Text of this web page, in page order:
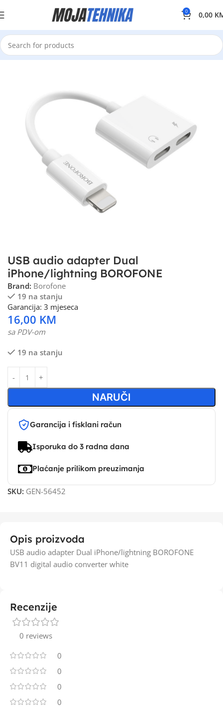
0 0,00
USB audio adapter Dual
iPhone/lightning BOROFONE
Brand: Borofone
19 na stanju
Garancija: 3 mjeseca
16,00 KM
sa PDV-om
19 na stanju
NARUČI
Garancija i fisklani račun
Isporuka do 3 radna dana
Plaćanje prilikom preuzimanja
SKU: GEN-56452
Opis proizvoda
USB audio adapter Dual iPhone/lightning BOROFONE
BV11 digital audio converter white
Recenzije
0 reviews
0
0
0
0